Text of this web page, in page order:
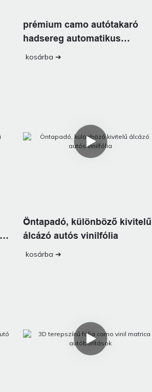
prémium camo autótakaró
hadsereg automatikus
terepszínű vinil
kosárba ➔
Öntapadó, különböző kivitelű
álcázó autós vinilfólia
kosárba ➔